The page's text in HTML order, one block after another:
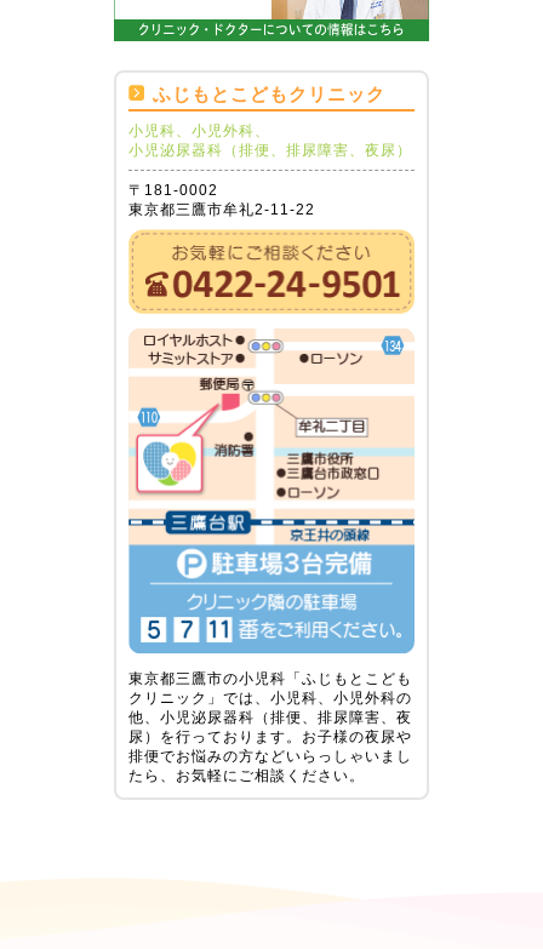
ふじもとこどもクリニック
小児科、小児外科、
小児泌尿器科（排便、排尿障害、夜尿）
〒181-0002
東京都三鷹市牟礼2-11-22
東京都三鷹市の小児科「ふじもとこども
クリニック」では、小児科、小児外科の
他、小児泌尿器科（排便、排尿障害、夜
尿）を行っております。お子様の夜尿や
排便でお悩みの方などいらっしゃいまし
たら、お気軽にご相談ください。